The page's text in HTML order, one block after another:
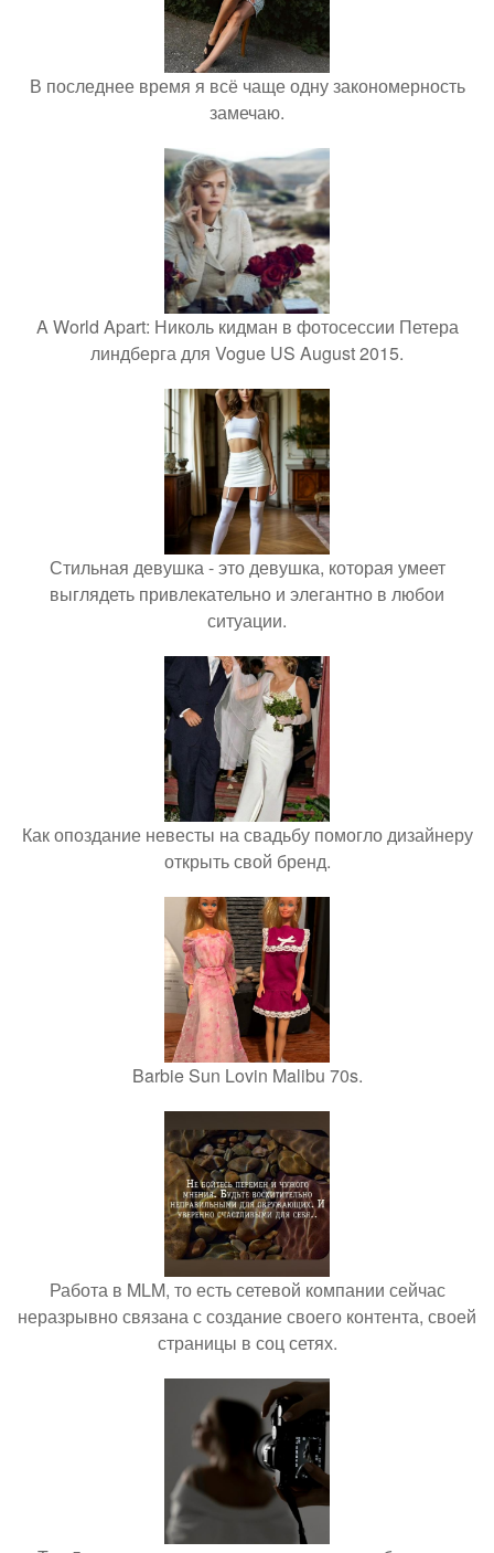
В последнее время я всё чаще одну закономерность
замечаю.
A World Apart: Николь кидман в фотосессии Петера
линдберга для Vogue US August 2015.
Стильная девушка - это девушка, которая умеет
выглядеть привлекательно и элегантно в любои
ситуации.
Как опоздание невесты на свадьбу помогло дизайнеру
открыть свой бренд.
Barbie Sun Lovin Malibu 70s.
Работа в MLM, то есть сетевой компании сейчас
неразрывно связана с создание своего контента, своей
страницы в соц сетях.